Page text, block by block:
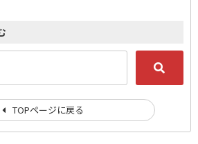
TOPページに戻る